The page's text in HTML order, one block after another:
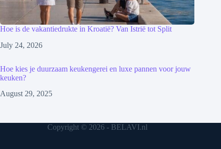
Hoe is de vakantiedrukte in Kroatië? Van Istrië tot Split
July 24, 2026
Hoe kies je duurzaam keukengerei en luxe pannen voor jouw
keuken?
August 29, 2025
Copyright © 2026 - BELAVI.nl